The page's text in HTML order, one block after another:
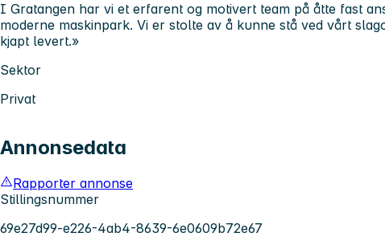
I Gratangen har vi et erfarent og motivert team på åtte fast
moderne maskinpark. Vi er stolte av å kunne stå ved vårt
kjapt levert.»
Sektor
Privat
Annonsedata
Rapporter annonse
Stillingsnummer
69e27d99-e226-4ab4-8639-6e0609b72e67